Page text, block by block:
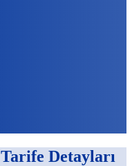
Tarife Detayları